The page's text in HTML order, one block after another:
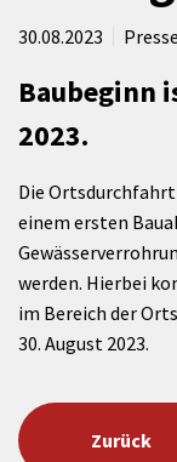
30.08.2023
Baubeginn
2023.
Die
einem ersten
werden. Hierbei
im Bereich der
30. August 2023.
Zurück